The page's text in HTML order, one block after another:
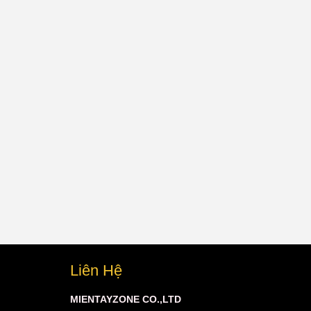
Liên Hệ
MIENTAYZONE CO.,LTD